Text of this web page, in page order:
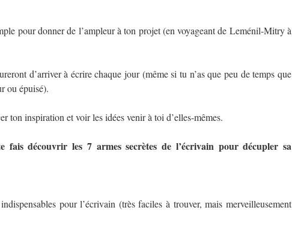
pour donner de l’ampleur à ton projet (en voyageant de Leménil-Mitry à
d’arriver à écrire chaque jour (même si tu n’as que peu de temps que
ou épuisé).
ton inspiration et voir les idées venir à toi d’elles-mêmes.
fais découvrir les 7 armes secrètes de l’écrivain pour décupler sa
pour l’écrivain (très faciles à trouver, mais merveilleusement